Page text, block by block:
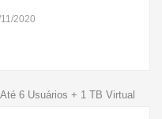
2020
6 Usuários + 1 TB Virtual